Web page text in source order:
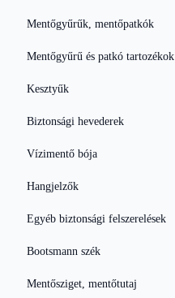
Mentőgyűrűk, mentőpatkók
Mentőgyűrű és patkó tartozékok
Kesztyűk
Biztonsági hevederek
Vízimentő bója
Hangjelzők
Egyéb biztonsági felszerelések
Bootsmann szék
Mentősziget, mentőtutaj